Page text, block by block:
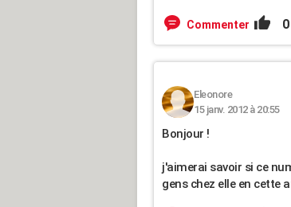
Commenter 0
Eleonore
15 janv. 2012 à 20:55
Bonjour !
j'aimerai savoir si ce
gens chez elle en cette